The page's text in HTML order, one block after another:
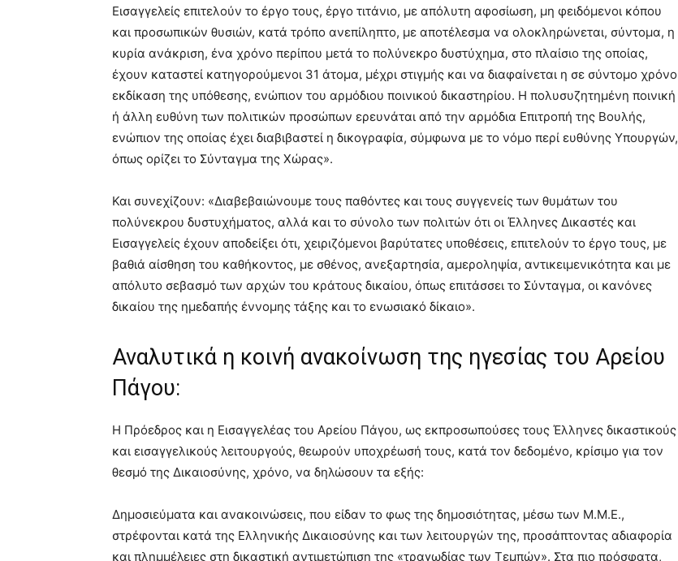
Εισαγγελείς επιτελούν το έργο τους, έργο τιτάνιο, με απόλυτη αφοσίωση, μη φειδόμενοι κόπου
και προσωπικών θυσιών, κατά τρόπο ανεπίληπτο, με αποτέλεσμα να ολοκληρώνεται, σύντομα, η
κυρία ανάκριση, ένα χρόνο περίπου μετά το πολύνεκρο δυστύχημα, στο πλαίσιο της οποίας,
έχουν καταστεί κατηγορούμενοι 31 άτομα, μέχρι στιγμής και να διαφαίνεται η σε σύντομο χρόνο
εκδίκαση της υπόθεσης, ενώπιον του αρμόδιου ποινικού δικαστηρίου. Η πολυσυζητημένη ποινική
ή άλλη ευθύνη των πολιτικών προσώπων ερευνάται από την αρμόδια Επιτροπή της Βουλής,
ενώπιον της οποίας έχει διαβιβαστεί η δικογραφία, σύμφωνα με το νόμο περί ευθύνης Υπουργών,
όπως ορίζει το Σύνταγμα της Χώρας».
Και συνεχίζουν: «Διαβεβαιώνουμε τους παθόντες και τους συγγενείς των θυμάτων του
πολύνεκρου δυστυχήματος, αλλά και το σύνολο των πολιτών ότι οι Έλληνες Δικαστές και
Εισαγγελείς έχουν αποδείξει ότι, χειριζόμενοι βαρύτατες υποθέσεις, επιτελούν το έργο τους, με
βαθιά αίσθηση του καθήκοντος, με σθένος, ανεξαρτησία, αμεροληψία, αντικειμενικότητα και με
απόλυτο σεβασμό των αρχών του κράτους δικαίου, όπως επιτάσσει το Σύνταγμα, οι κανόνες
δικαίου της ημεδαπής έννομης τάξης και το ενωσιακό δίκαιο».
Αναλυτικά η κοινή ανακοίνωση της ηγεσίας του Αρείου
Πάγου:
Η Πρόεδρος και η Εισαγγελέας του Αρείου Πάγου, ως εκπροσωπούσες τους Έλληνες δικαστικούς
και εισαγγελικούς λειτουργούς, θεωρούν υποχρέωσή τους, κατά τον δεδομένο, κρίσιμο για τον
θεσμό της Δικαιοσύνης, χρόνο, να δηλώσουν τα εξής:
Δημοσιεύματα και ανακοινώσεις, που είδαν το φως της δημοσιότητας, μέσω των Μ.Μ.Ε.,
στρέφονται κατά της Ελληνικής Δικαιοσύνης και των λειτουργών της, προσάπτοντας αδιαφορία
και πλημμέλειες στη δικαστική αντιμετώπιση της «τραγωδίας των Τεμπών». Στα πιο πρόσφατα,